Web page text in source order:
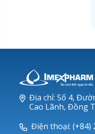
Địa chỉ: Số 4,
Cao Lãnh, Đồng
Điện thoại: (+84)